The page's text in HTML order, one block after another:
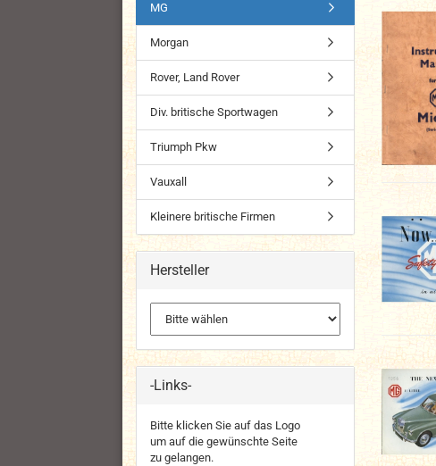
MG
Morgan
Rover, Land Rover
Div. britische Sportwagen
Triumph Pkw
Vauxall
Kleinere britische Firmen
Hersteller
-Links-
Bitte klicken Sie auf das Logo
um auf die gewünschte Seite
zu gelangen.